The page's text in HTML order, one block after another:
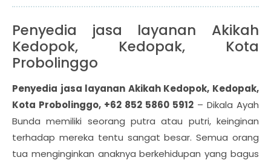
Penyedia jasa layanan Akikah
Kedopok, Kedopak, Kota
Probolinggo
Penyedia jasa layanan Akikah Kedopok, Kedopak,
Kota Probolinggo, +62 852 5860 5912 – Dikala Ayah
Bunda memiliki seorang putra atau putri, keinginan
terhadap mereka tentu sangat besar. Semua orang
tua menginginkan anaknya berkehidupan yang bagus